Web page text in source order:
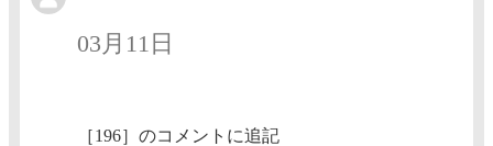
03月11日
［196］のコメントに追記